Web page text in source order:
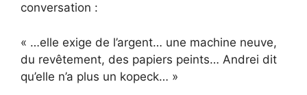
conversation :
« …elle exige de l’argent… une machine neuve,
du revêtement, des papiers peints… Andrei dit
qu’elle n’a plus un kopeck… »